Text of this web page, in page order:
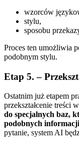
wzorców
stylu,
sposobu
Proces ten umożliwia
podobnym stylu.
Etap 5. –
Ostatnim już etapem
przekształcenie treści
do specjalnych baz,
podobnych informacji
pytanie, system AI